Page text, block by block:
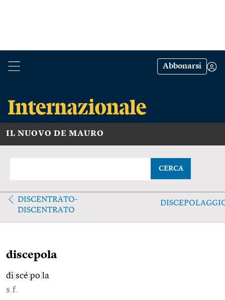
Abbonarsi
IL NUOVO DE MAURO
CERCA
DISCENTRATO-
DISCENTRATO
discepola
di scé po la
s.f.